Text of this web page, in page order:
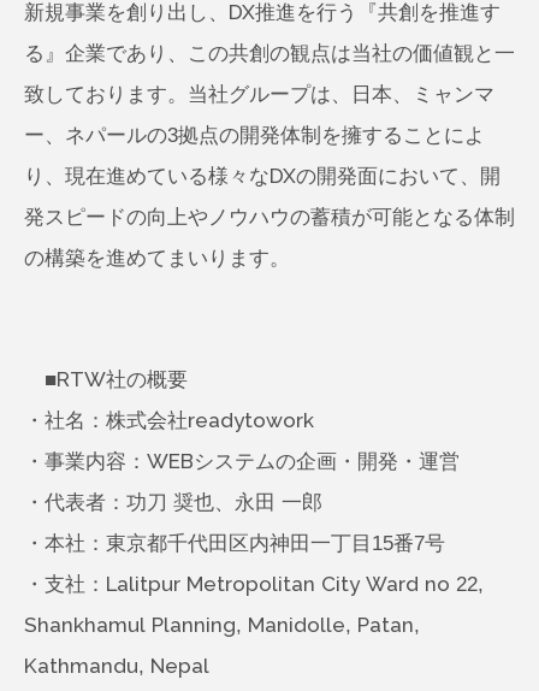
新規事業を創り出し、DX推進を行う『共創を推進す
る』企業であり、この共創の観点は当社の価値観と一
致しております。当社グループは、日本、ミャンマ
ー、ネパールの3拠点の開発体制を擁することによ
り、現在進めている様々なDXの開発面において、開
発スピードの向上やノウハウの蓄積が可能となる体制
の構築を進めてまいります。
■RTW社の概要
・社名：株式会社readytowork
・事業内容：WEBシステムの企画・開発・運営
・代表者：功刀 奨也、永田 一郎
・本社：東京都千代田区内神田一丁目15番7号
・支社：Lalitpur Metropolitan City Ward no 22,
Shankhamul Planning, Manidolle, Patan,
Kathmandu, Nepal